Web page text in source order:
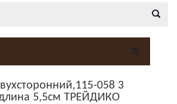
058 3
5,5см ТРЕЙДИКО